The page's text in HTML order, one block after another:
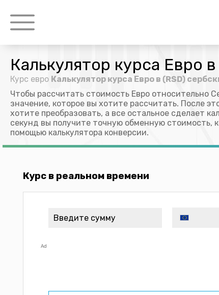
Калькулятор курса Евро
Курс евро Калькулятор курса Евро в (RSD)
Чтобы рассчитать стоимость Евро относительно
значение, которое вы хотите рассчитать. После
хотите преобразовать, а все остальное сделает
секунд вы получите точную обменную стоимость,
помощью калькулятора конверсии.
Курс в реальном времени
Ad